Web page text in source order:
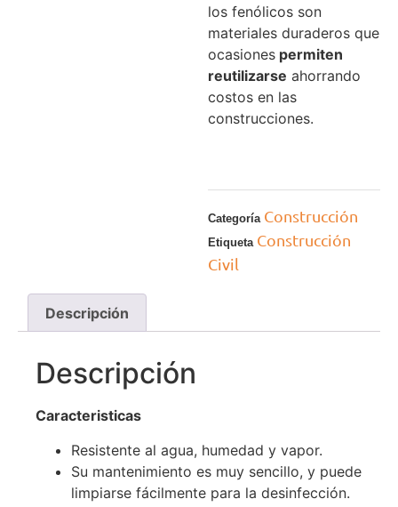
los fenólicos son
materiales duraderos que
ocasiones permiten
reutilizarse ahorrando
costos en las
construcciones.
Categoría Construcción
Etiqueta Construcción
Civil
Descripción
Descripción
Caracteristicas
Resistente al agua, humedad y vapor.
Su mantenimiento es muy sencillo, y puede
limpiarse fácilmente para la desinfección.